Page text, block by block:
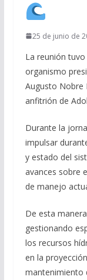
25 de junio de
La reunión
organismo
Augusto Nobre
anfitrión de
Durante la
impulsar
y estado del
avances sobre
de manejo
De esta
gestionando
los recursos
en la
mantenimiento